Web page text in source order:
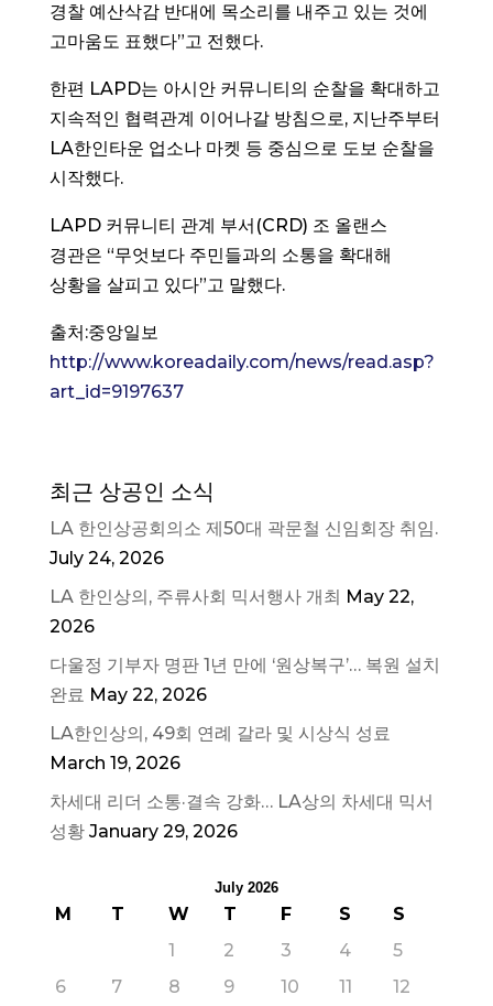
경찰 예산삭감 반대에 목소리를 내주고 있는 것에
고마움도 표했다”고 전했다.
한편 LAPD는 아시안 커뮤니티의 순찰을 확대하고
지속적인 협력관계 이어나갈 방침으로, 지난주부터
LA한인타운 업소나 마켓 등 중심으로 도보 순찰을
시작했다.
LAPD 커뮤니티 관계 부서(CRD) 조 올랜스
경관은 “무엇보다 주민들과의 소통을 확대해
상황을 살피고 있다”고 말했다.
출처:중앙일보
http://www.koreadaily.com/news/read.asp?
art_id=9197637
최근 상공인 소식
LA 한인상공회의소 제50대 곽문철 신임회장 취임.
July 24, 2026
LA 한인상의, 주류사회 믹서행사 개최 May 22,
2026
다울정 기부자 명판 1년 만에 ‘원상복구’… 복원 설치
완료 May 22, 2026
LA한인상의, 49회 연례 갈라 및 시상식 성료
March 19, 2026
차세대 리더 소통·결속 강화… LA상의 차세대 믹서
성황 January 29, 2026
July 2026
M T W T F S
S
1
2 3 4
5
6
7 8 9 10 11 12